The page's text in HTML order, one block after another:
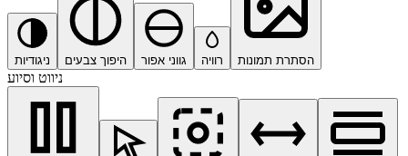
ניגודיות היפוך צבעים גווני אפור רוויה הסתרת תמונות
ניווט וסיוע